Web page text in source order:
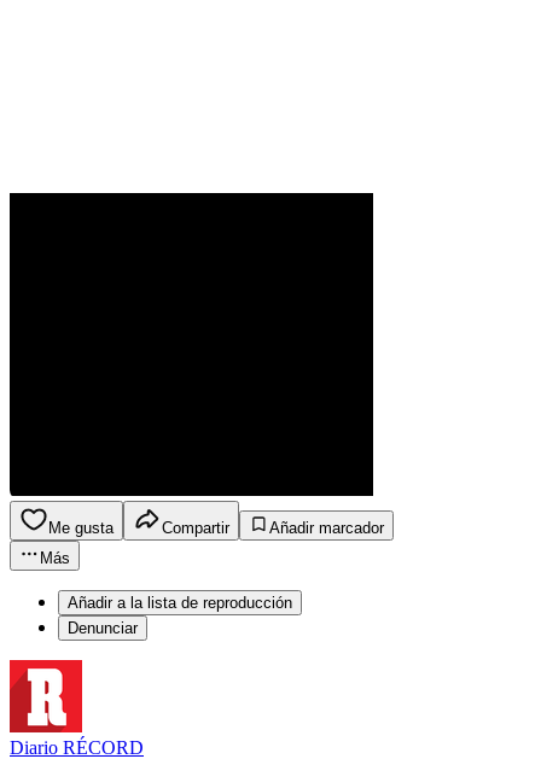
Me gusta Compartir
Añadir marcador
Más
Añadir a la lista de reproducción
Denunciar
Diario RÉCORD